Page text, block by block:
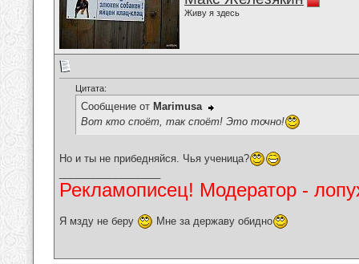
Живу я здесь
Цитата:
Сообщение от Marimusa
Вот кто споёт, так споёт! Это точно!
Но и ты не прибедняйся. Чья ученица?
Рекламописец! Модератор -
Я мзду не беру Мне за державу обидно